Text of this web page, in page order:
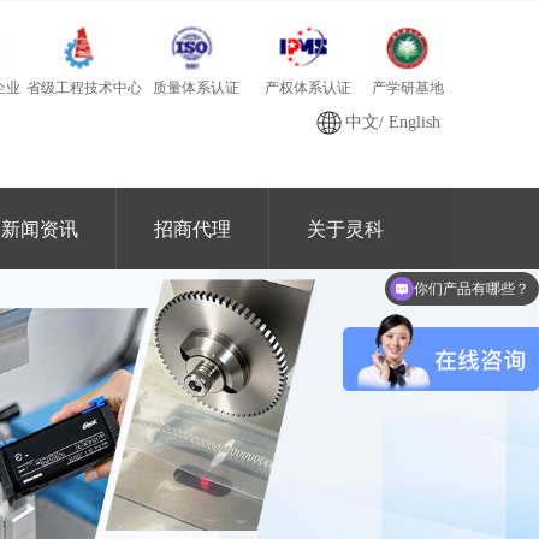
业 省级工程技术中心 质量体系认证 产权体系认证 产学研基地
中文/English
新闻资讯 招商代理 关于灵科
你们产品有哪些？